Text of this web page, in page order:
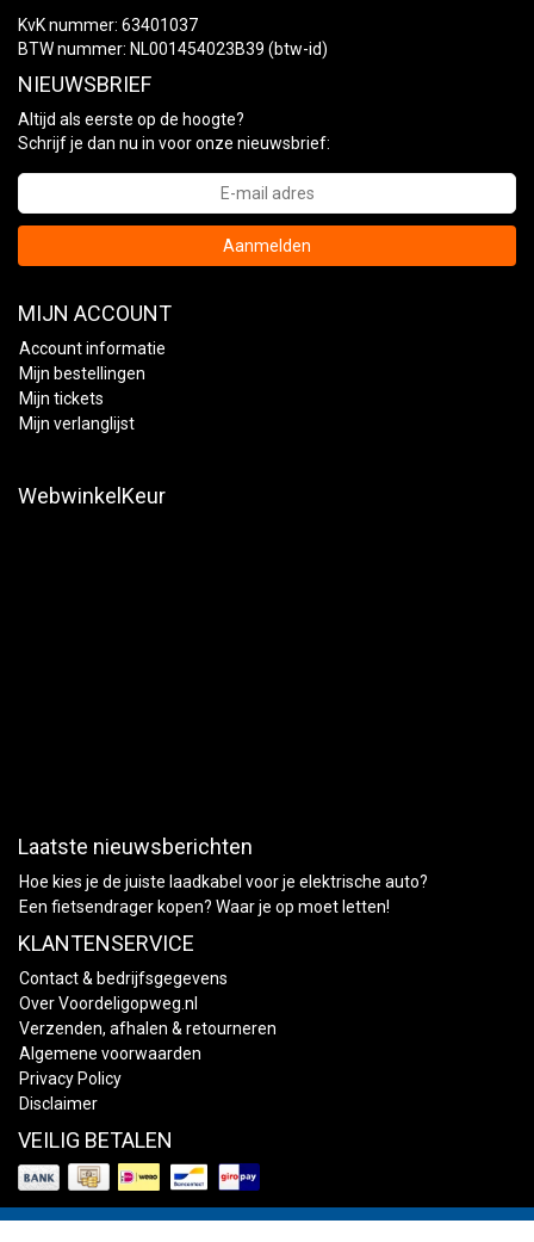
KvK nummer: 63401037
BTW nummer: NL001454023B39 (btw-id)
NIEUWSBRIEF
Altijd als eerste op de hoogte?
Schrijf je dan nu in voor onze nieuwsbrief:
Aanmelden
MIJN ACCOUNT
Account informatie
Mijn bestellingen
Mijn tickets
Mijn verlanglijst
WebwinkelKeur
Laatste nieuwsberichten
Hoe kies je de juiste laadkabel voor je elektrische auto?
Een fietsendrager kopen? Waar je op moet letten!
KLANTENSERVICE
Contact & bedrijfsgegevens
Over Voordeligopweg.nl
Verzenden, afhalen & retourneren
Algemene voorwaarden
Privacy Policy
Disclaimer
VEILIG BETALEN